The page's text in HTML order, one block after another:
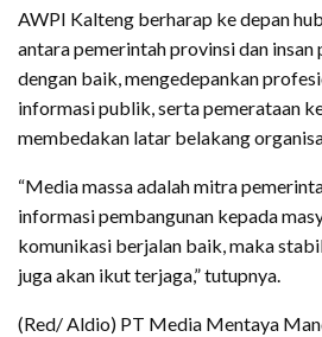
AWPI Kalteng berharap ke depan
antara pemerintah provinsi dan
dengan baik, mengedepankan
informasi publik, serta pemerataan
membedakan latar belakang
“Media massa adalah mitra
informasi pembangunan kepada
komunikasi berjalan baik, maka
juga akan ikut terjaga,” tutupnya.
(Red/ Aldio) PT Media Mentaya